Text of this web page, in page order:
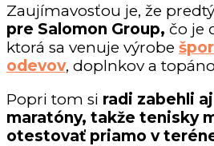
Zaujímavosťou je, že
pre Salomon Group, čo je
ktorá sa venuje výrobe
odevov, doplnkov a
Popri tom si radi zabehli
maratóny, takže tenisky
otestovať priamo v